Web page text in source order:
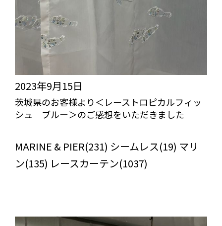
2023年9月15日
茨城県のお客様より＜レーストロピカルフィッ
シュ ブルー＞のご感想をいただきました
MARINE & PIER(231) シームレス(19) マリ
ン(135) レースカーテン(1037)